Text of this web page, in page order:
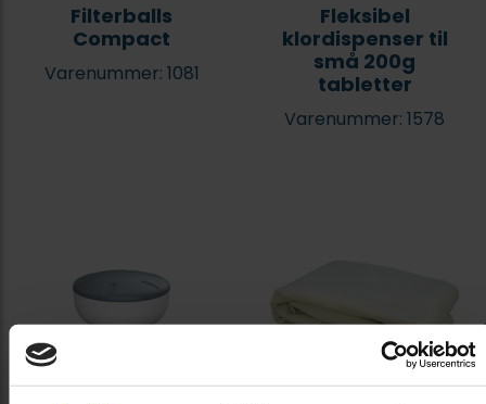
Filterballs
Compact
Varenummer: 1081
Fleksibel
klordispenser til
små 200g
tabletter
Varenummer: 1578